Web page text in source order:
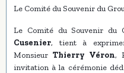
Le Comité du Souvenir du
Le Comité du Souvenir du
Cusenier, tient à
Monsieur Thierry Véron,
invitation à la cérémonie